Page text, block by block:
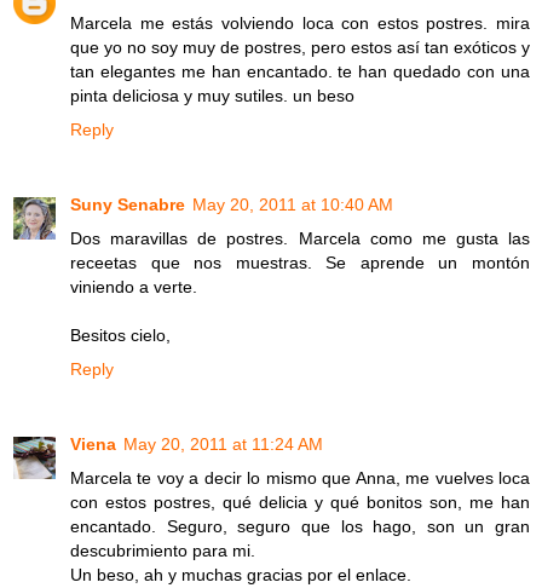
Marcela me estás volviendo loca con estos postres. mira
que yo no soy muy de postres, pero estos así tan exóticos y
tan elegantes me han encantado. te han quedado con una
pinta deliciosa y muy sutiles. un beso
Reply
Suny Senabre May 20, 2011 at 10:40 AM
Dos maravillas de postres. Marcela como me gusta las
receetas que nos muestras. Se aprende un montón
viniendo a verte.
Besitos cielo,
Reply
Viena May 20, 2011 at 11:24 AM
Marcela te voy a decir lo mismo que Anna, me vuelves loca
con estos postres, qué delicia y qué bonitos son, me han
encantado. Seguro, seguro que los hago, son un gran
descubrimiento para mi.
Un beso, ah y muchas gracias por el enlace.